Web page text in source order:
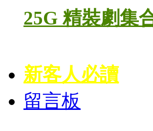
25G 精裝劇集
新客人必讀
留言板